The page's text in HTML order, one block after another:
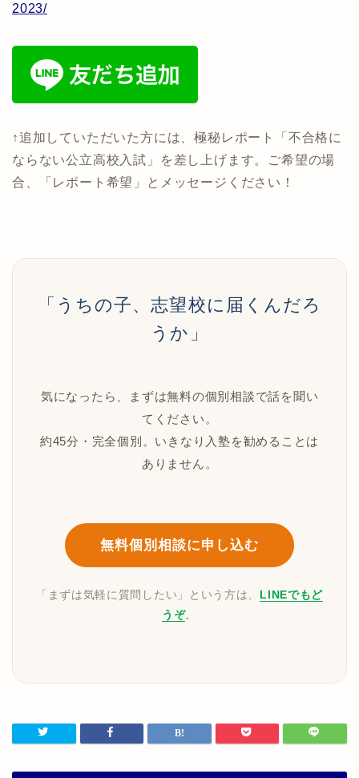
2023/
↑追加していただいた方には、極秘レポート「不合格に
ならない公立高校入試」を差し上げます。ご希望の場
合、「レポート希望」とメッセージください！
「うちの子、志望校に届くんだろ
うか」
気になったら、まずは無料の個別相談で話を聞い
てください。
約45分・完全個別。いきなり入塾を勧めることは
ありません。
無料個別相談に申し込む
「まずは気軽に質問したい」という方は、 LINEでもど
うぞ。